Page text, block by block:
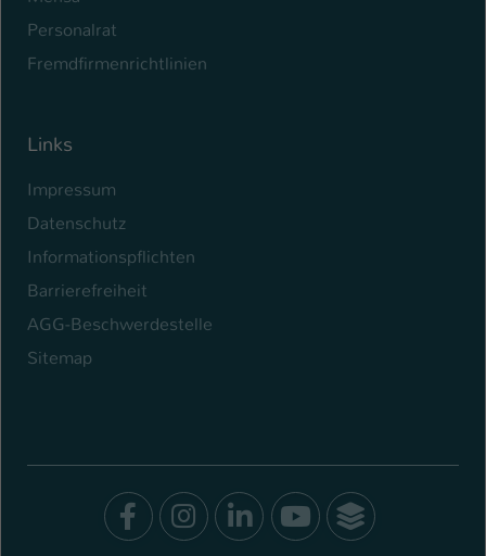
Personalrat
Fremdfirmenrichtlinien
Links
Impressum
Datenschutz
Informationspflichten
Barrierefreiheit
AGG-Beschwerdestelle
Sitemap
Facebook
Instagram
LinkedIn
Youtube